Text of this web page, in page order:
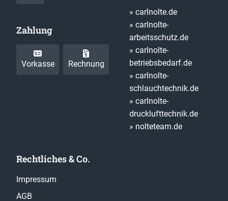
Zahlung
Vorkasse Rechnung
» carlnolte.de
» carlnolte-
arbeitsschutz.de
» carlnolte-
betriebsbedarf.de
» carlnolte-
schlauchtechnik.de
» carlnolte-
drucklufttechnik.de
» nolteteam.de
Rechtliches & Co.
Impressum
AGB